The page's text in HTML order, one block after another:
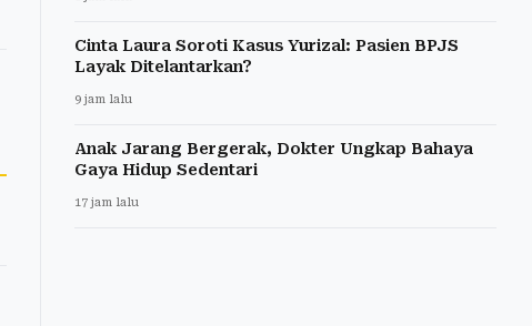
Cinta Laura Soroti Kasus Yurizal: Pasien BPJS
Layak Ditelantarkan?
9 jam lalu
Anak Jarang Bergerak, Dokter Ungkap Bahaya
Gaya Hidup Sedentari
17 jam lalu